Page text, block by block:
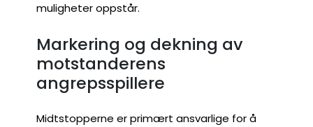
muligheter oppstår.
Markering og dekning av
motstanderens
angrepsspillere
Midtstopperne er primært ansvarlige for å